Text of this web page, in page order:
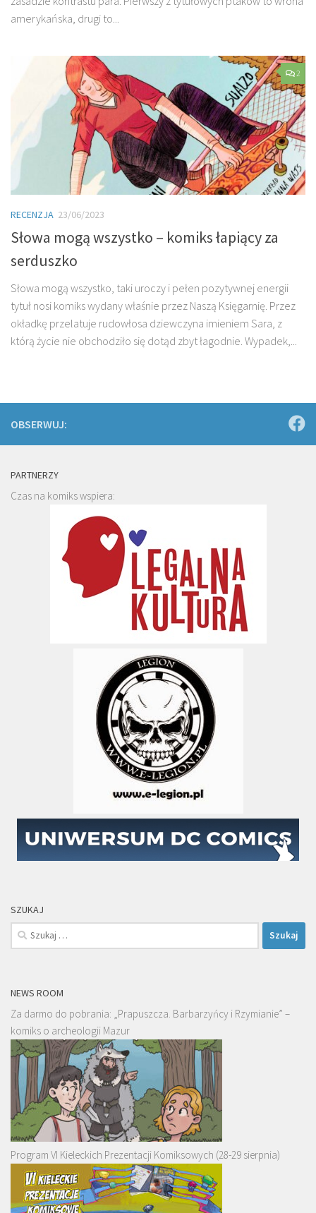
amerykańska, drugi to...
2
RECENZJA 23/06/2023
Słowa mogą wszystko – komiks łapiący za
serduszko
Słowa mogą wszystko, taki uroczy i pełen pozytywnej energii
tytuł nosi komiks wydany właśnie przez Naszą Księgarnię. Przez
okładkę przelatuje rudowłosa dziewczyna imieniem Sara, z
którą życie nie obchodziło się dotąd zbyt łagodnie. Wypadek,...
OBSERWUJ:
PARTNERZY
Czas na komiks wspiera:
SZUKAJ
Szukaj:
NEWS ROOM
Za darmo do pobrania: „Prapuszcza. Barbarzyńcy i Rzymianie” –
komiks o archeologii Mazur
Program VI Kieleckich Prezentacji Komiksowych (28-29 sierpnia)